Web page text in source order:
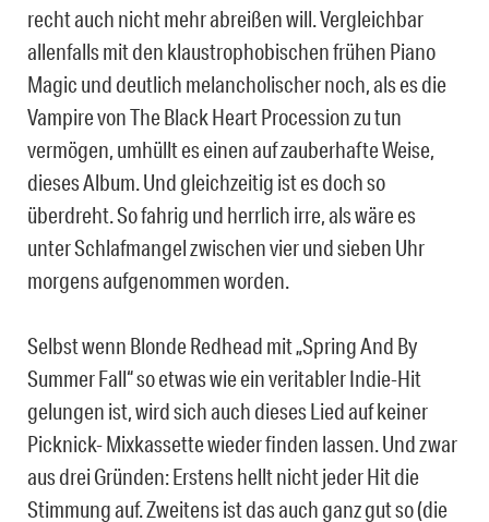
recht auch nicht mehr abreißen will. Vergleichbar
allenfalls mit den klaustrophobischen frühen Piano
Magic und deutlich melancholischer noch, als es die
Vampire von The Black Heart Procession zu tun
vermögen, umhüllt es einen auf zauberhafte Weise,
dieses Album. Und gleichzeitig ist es doch so
überdreht. So fahrig und herrlich irre, als wäre es
unter Schlafmangel zwischen vier und sieben Uhr
morgens aufgenommen worden.
Selbst wenn Blonde Redhead mit „Spring And By
Summer Fall“ so etwas wie ein veritabler Indie-Hit
gelungen ist, wird sich auch dieses Lied auf keiner
Picknick- Mixkassette wieder finden lassen. Und zwar
aus drei Gründen: Erstens hellt nicht jeder Hit die
Stimmung auf. Zweitens ist das auch ganz gut so (die